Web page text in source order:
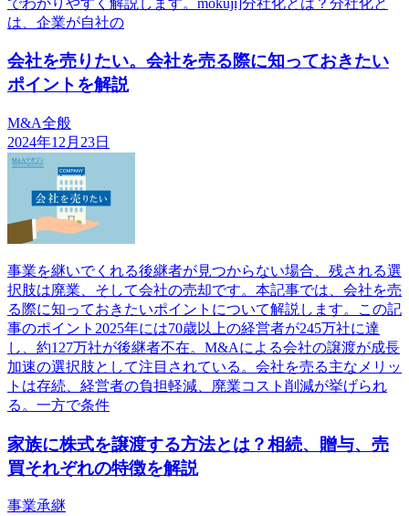
は、企業が自社の
会社を売りたい。会社を売る際に知っておきたい
ポイントを解説
M&A全般
2024年12月23日
事業を継いでくれる後継者が見つからない場合、残される選
択肢は廃業、そして会社の売却です。本記事では、会社を売
る際に知っておきたいポイントについて解説します。この記
事のポイント2025年には70歳以上の経営者が245万社に達
し、約127万社が後継者不在。M&Aによる会社の譲渡が成長
加速の選択肢として注目されている。会社を売る主なメリッ
トは存続、経営者の負担軽減、廃業コスト削減が挙げられ
る。一方で条件
家族に株式を譲渡する方法とは？相続、贈与、売
買それぞれの特徴を解説
事業承継